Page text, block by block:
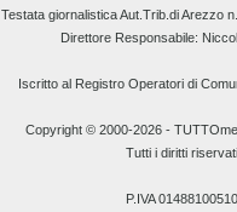
Testata giornalistica Aut.Trib.di Arezzo
Direttore Responsabile:
Iscritto al Registro Operatori di
Copyright © 2000-2026-
Tutti i diritti riservati
P.IVA 01488100510